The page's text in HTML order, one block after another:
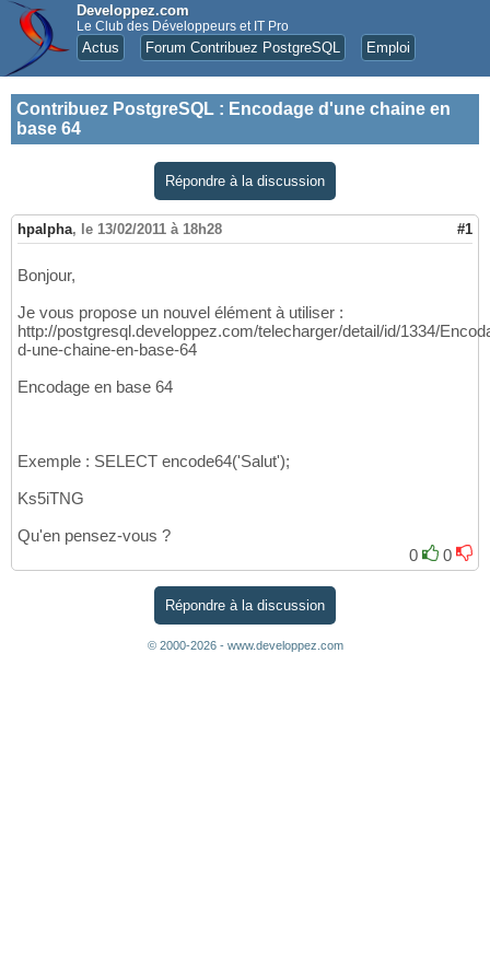
Developpez.com
Le Club des Développeurs et IT Pro
Actus Forum Contribuez PostgreSQL Emploi
Contribuez PostgreSQL : Encodage d'une chaine en
base 64
Répondre à la discussion
hpalpha, le 13/02/2011 à 18h28 #1
Bonjour,
Je vous propose un nouvel élément à utiliser :
http://postgresql.developpez.com/telecharger/detail/id/1334/
d-une-chaine-en-base-64
Encodage en base 64
Exemple : SELECT encode64('Salut');
Ks5iTNG
Qu'en pensez-vous ?
0
0
Répondre à la discussion
© 2000-2026 - www.developpez.com